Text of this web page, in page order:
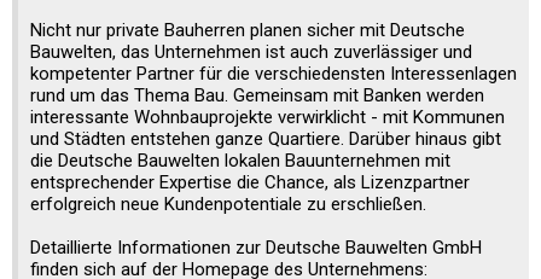
Nicht nur private Bauherren planen sicher mit Deutsche
Bauwelten, das Unternehmen ist auch zuverlässiger und
kompetenter Partner für die verschiedensten Interessenlagen
rund um das Thema Bau. Gemeinsam mit Banken werden
interessante Wohnbauprojekte verwirklicht - mit Kommunen
und Städten entstehen ganze Quartiere. Darüber hinaus gibt
die Deutsche Bauwelten lokalen Bauunternehmen mit
entsprechender Expertise die Chance, als Lizenzpartner
erfolgreich neue Kundenpotentiale zu erschließen.
Detaillierte Informationen zur Deutsche Bauwelten GmbH
finden sich auf der Homepage des Unternehmens: